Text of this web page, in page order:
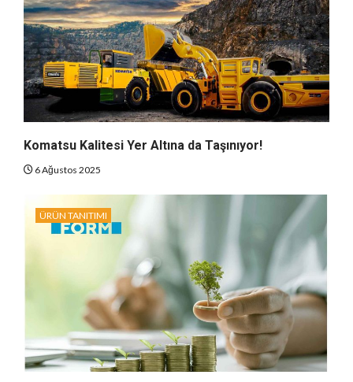
Komatsu Kalitesi Yer Altına da Taşınıyor!
6 Ağustos 2025
ÜRÜN TANITIMI